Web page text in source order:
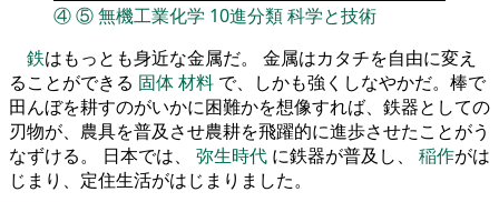
④⑤無機工業化学 10進分類科学と技術
鉄はもっとも身近な金属だ。 金属はカタチを自由に変え
ることができる 固体材料 で、しかも強くしなやかだ。棒で
田んぼを耕すのがいかに困難かを想像すれば、鉄器としての
刃物が、農具を普及させ農耕を飛躍的に進歩させたことがう
なずける。 日本では、 弥生時代 に鉄器が普及し、 稲作がは
じまり、定住生活がはじまりました。